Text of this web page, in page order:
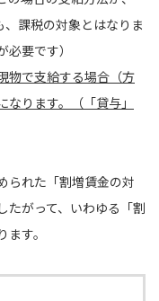
課税の対象とはなりま
要です）
物で支給する場合（方
ります。（「貸与」
られた「割増賃金の対
たがって、いわゆる「割
す。